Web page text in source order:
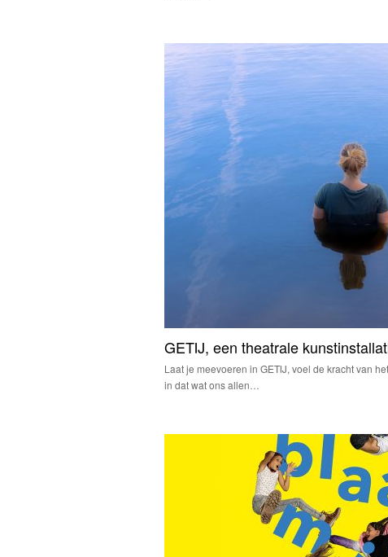
GETIJ, een theatrale
Laat je meevoeren in GETIJ, voel de kracht van
in dat wat ons allen…